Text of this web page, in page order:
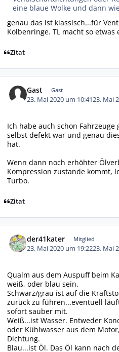
eine blaue Wolke und dann
genau das ist klassisch...für
Kolbenringe. TL macht so
Zitat
Gast Gast
23. Mai 2020 um 10:4123. Mai
Ich habe auch schon
selbst defekt war und genau
hat.
Wenn dann noch erhöhter
Kompression zustande kommt,
Turbo.
Zitat
der41kater Mitglied
23. Mai 2020 um 19:2223. Mai
Qualm aus dem Auspuff beim
weiß, oder blau sein.
Schwarz/grau ist auf die
zurück zu führen...eventuell
sofort sauber mit.
Weiß...ist Wasser. Entweder
oder Kühlwasser aus dem
Dichtung.
Blau...ist Öl. Das Öl kann nach